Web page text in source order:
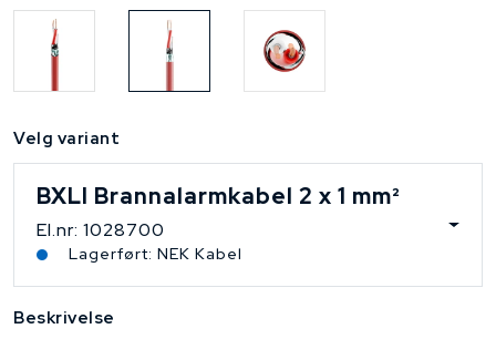
Velg variant
BXLI Brannalarmkabel 2 x 1 mm²
El.nr: 1028700
Lagerført: NEK Kabel
Beskrivelse